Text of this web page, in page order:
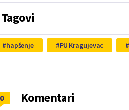
Tagovi
hapšenje PU Kragujevac
Komentari
0